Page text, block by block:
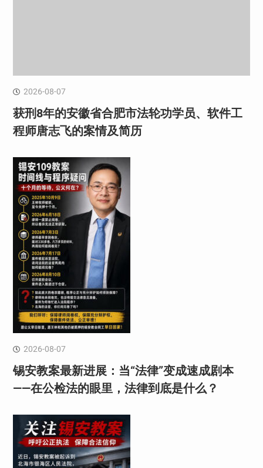
2026-08-07
获刑8年的安徽省合肥市法轮功学员、软件工
程师唐志飞的案情及简历
2026-08-07
锡安教案最新进展：当“法律”变成速成剧本
——在公检法的眼里，法律到底是什么？